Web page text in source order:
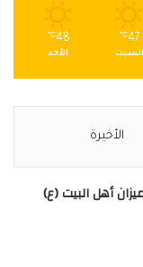
47
℃
السبت
48
℃
الأحد
الأخيرة
أهل البيت (ع)